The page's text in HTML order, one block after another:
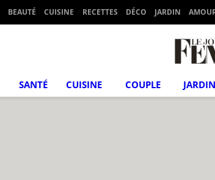
BEAUTÉ CUISINE RECETTES DÉCO JARDIN
SANTÉ CUISINE COUPLE JARDIN